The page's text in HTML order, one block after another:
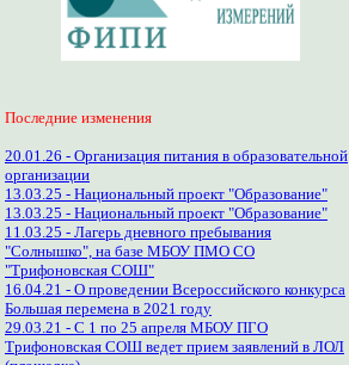
Последние изменения
20.01.26 - Организация питания в образовательной
организации
13.03.25 - Национальный проект "Образование"
13.03.25 - Национальный проект "Образование"
11.03.25 - Лагерь дневного пребывания
"Солнышко", на базе МБОУ ПМО СО
"Трифоновская СОШ"
16.04.21 - О проведении Всероссийского конкурса
Большая перемена в 2021 году
29.03.21 - С 1 по 25 апреля МБОУ ПГО
Трифоновская СОШ ведет прием заявлений в ЛОЛ